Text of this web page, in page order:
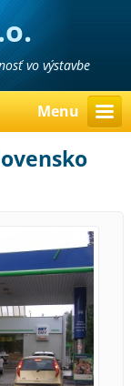
vo výstavbe
Menu